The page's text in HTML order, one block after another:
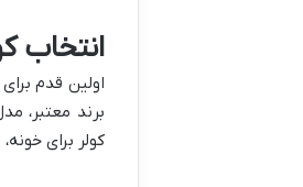
انتخاب
اولین قدم
برند معتبر،
کولر برای